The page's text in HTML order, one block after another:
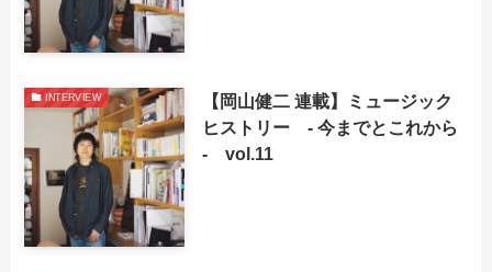
INTERVIEW
【岡山健二 連載】ミュージック
ヒストリー - 今までとこれから
- vol.11